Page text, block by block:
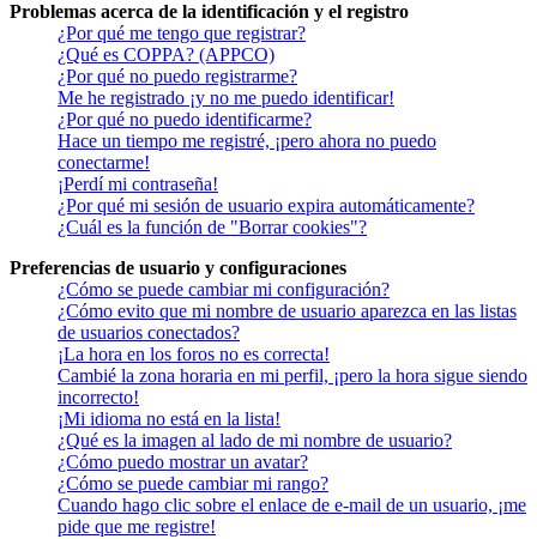
Problemas acerca de la identificación y el registro
¿Por qué me tengo que registrar?
¿Qué es COPPA? (APPCO)
¿Por qué no puedo registrarme?
Me he registrado ¡y no me puedo identificar!
¿Por qué no puedo identificarme?
Hace un tiempo me registré, ¡pero ahora no puedo
conectarme!
¡Perdí mi contraseña!
¿Por qué mi sesión de usuario expira automáticamente?
¿Cuál es la función de "Borrar cookies"?
Preferencias de usuario y configuraciones
¿Cómo se puede cambiar mi configuración?
¿Cómo evito que mi nombre de usuario aparezca en las listas
de usuarios conectados?
¡La hora en los foros no es correcta!
Cambié la zona horaria en mi perfil, ¡pero la hora sigue siendo
incorrecto!
¡Mi idioma no está en la lista!
¿Qué es la imagen al lado de mi nombre de usuario?
¿Cómo puedo mostrar un avatar?
¿Cómo se puede cambiar mi rango?
Cuando hago clic sobre el enlace de e-mail de un usuario, ¡me
pide que me registre!